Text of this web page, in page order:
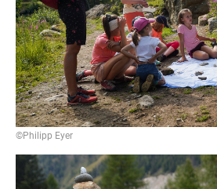
©Philipp Eyer